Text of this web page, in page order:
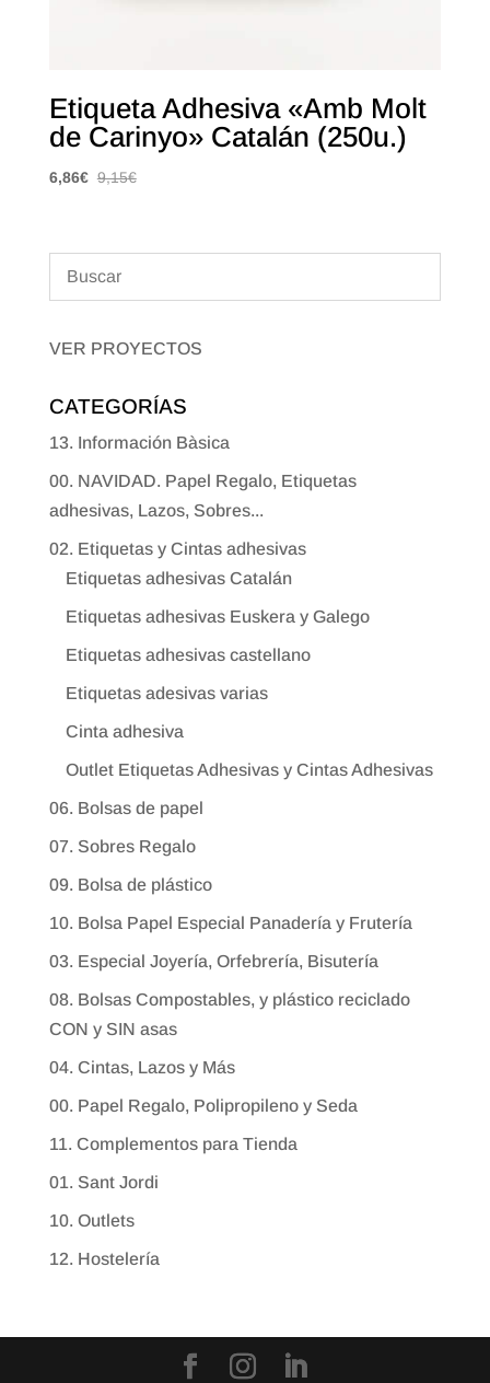
Etiqueta Adhesiva «Amb Molt
de Carinyo» Catalán (250u.)
6,86€ 9,15€
VER PROYECTOS
CATEGORÍAS
13. Información Bàsica
00. NAVIDAD. Papel Regalo, Etiquetas
adhesivas, Lazos, Sobres...
02. Etiquetas y Cintas adhesivas
Etiquetas adhesivas Catalán
Etiquetas adhesivas Euskera y Galego
Etiquetas adhesivas castellano
Etiquetas adesivas varias
Cinta adhesiva
Outlet Etiquetas Adhesivas y Cintas Adhesivas
06. Bolsas de papel
07. Sobres Regalo
09. Bolsa de plástico
10. Bolsa Papel Especial Panadería y Frutería
03. Especial Joyería, Orfebrería, Bisutería
08. Bolsas Compostables, y plástico reciclado
CON y SIN asas
04. Cintas, Lazos y Más
00. Papel Regalo, Polipropileno y Seda
11. Complementos para Tienda
01. Sant Jordi
10. Outlets
12. Hostelería